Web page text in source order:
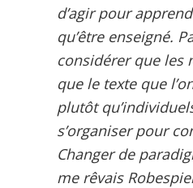
d’agir pour
qu’être enseigné.
considérer que les
que le texte que
plutôt
s’organiser pour
Changer de
me rêvais